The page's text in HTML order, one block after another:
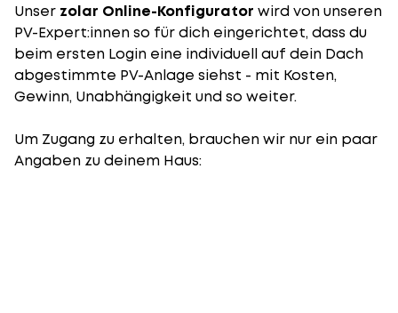
Unser zolar Online-Konfigurator wird von unseren
PV-Expert:innen so für dich eingerichtet, dass du
beim ersten Login eine individuell auf dein Dach
abgestimmte PV-Anlage siehst - mit Kosten,
Gewinn, Unabhängigkeit und so weiter.
Um Zugang zu erhalten, brauchen wir nur ein paar
Angaben zu deinem Haus: